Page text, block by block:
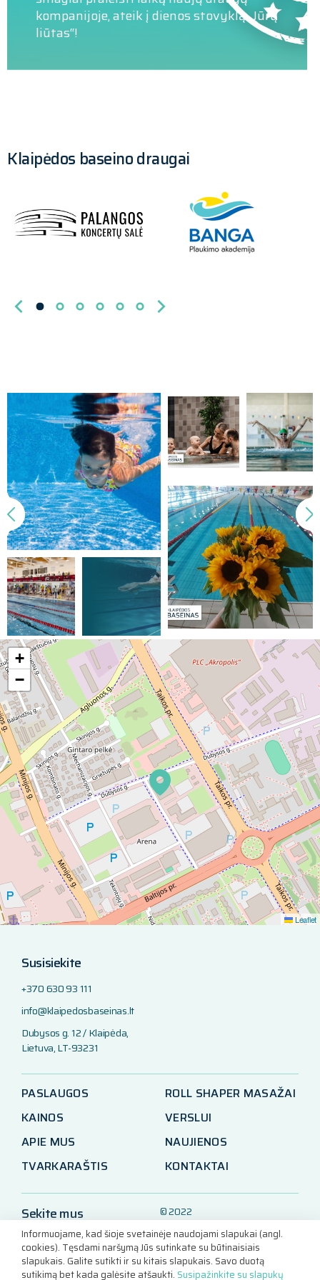
tinkamai apmokyti, kaip elgtis bet kokio
nelaimingo atsitikimo metu.
kompanijoje, ateik į dienos stovyklą „Jūrų
liūtas“!
Klaipėdos baseino draugai
Susisiekite
+370 630 93 111
info@klaipedosbaseinas.lt
Dubysos g. 12 / Klaipėda,
Lietuva, LT-93231
PASLAUGOS
KAINOS
APIE MUS
TVARKARAŠTIS
ROLL SHAPER MASAŽAI
VERSLUI
NAUJIENOS
KONTAKTAI
Sekite mus
LinkedIn
Facebook
© 2022
Klaipėdos baseinas
+
−
Leaflet
Informuojame, kad šioje svetainėje naudojami slapukai (angl.
cookies). Tęsdami naršymą Jūs sutinkate su būtinaisiais
slapukais. Galite sutikti ir su kitais slapukais. Savo duotą
sutikimą bet kada galėsite atšaukti. Susipažinkite su slapukų